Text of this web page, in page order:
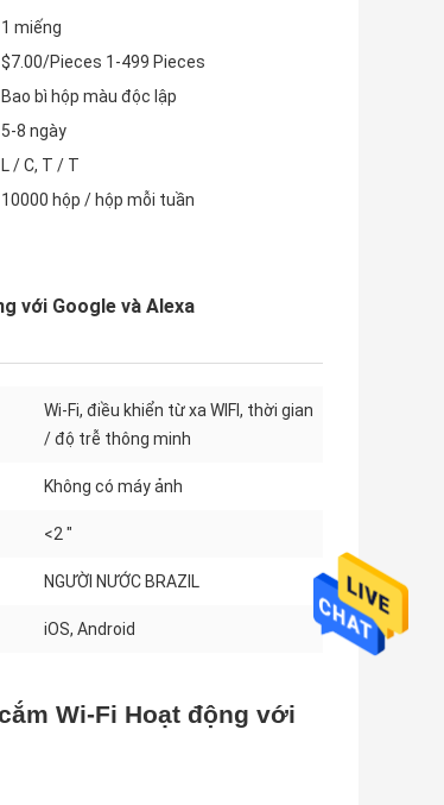
1 miếng
$7.00/Pieces 1-499 Pieces
Bao bì hộp màu độc lập
5-8 ngày
L / C, T / T
10000 hộp / hộp mỗi tuần
với Google và Alexa
Wi-Fi, điều khiển từ xa WIFI, thời gian
/ độ trễ thông minh
Không có máy ảnh
<2 "
NGƯỜI NƯỚC BRAZIL
iOS, Android
Wi-Fi Hoạt động với